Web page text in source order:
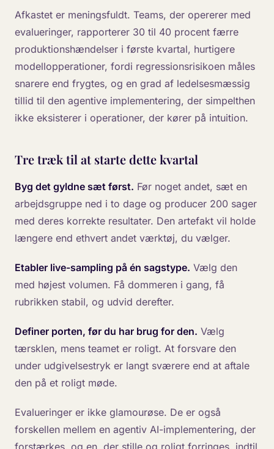
Afkastet er meningsfuldt. Teams, der opererer med
evalueringer, rapporterer 30 til 40 procent færre
produktionshændelser i første kvartal, hurtigere
modellopperationer, fordi regressionsrisikoen måles
snarere end frygtes, og en grad af ledelsesmæssig
tillid til den agentive implementering, der simpelthen
ikke eksisterer i operationer, der kører på intuition.
Tre træk til at starte dette kvartal
Byg det gyldne sæt først. Før noget andet, sæt en
arbejdsgruppe ned i to dage og producer 200 sager
med deres korrekte resultater. Den artefakt vil holde
længere end ethvert andet værktøj, du vælger.
Etabler live-sampling på én sagstype. Vælg den
med højest volumen. Få dommeren i gang, få
rubrikken stabil, og udvid derefter.
Definer porten, før du har brug for den. Vælg
tærsklen, mens teamet er roligt. At forsvare den
under udgivelsestryk er langt sværere end at aftale
den på et roligt møde.
Evalueringer er ikke glamourøse. De er også
forskellen mellem en agentiv AI-implementering, der
forstærkes, og en, der stille og roligt forringes, indtil